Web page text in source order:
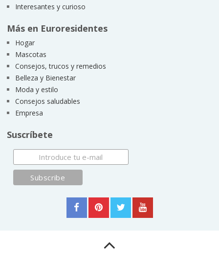
Interesantes y curioso
Más en Euroresidentes
Hogar
Mascotas
Consejos, trucos y remedios
Belleza y Bienestar
Moda y estilo
Consejos saludables
Empresa
Suscríbete